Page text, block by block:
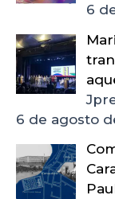
6
6 de agosto